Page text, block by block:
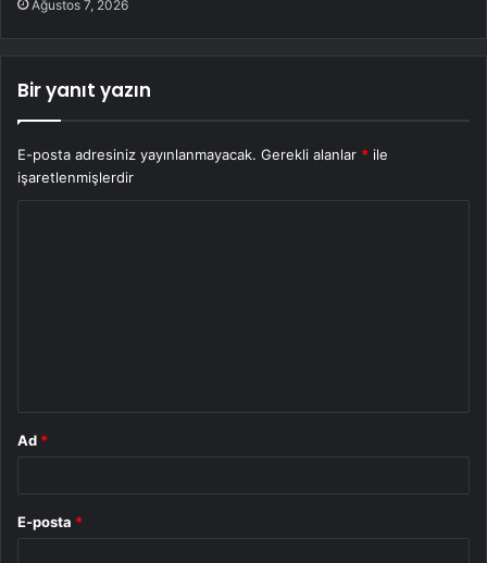
Ağustos 7, 2026
Bir yanıt yazın
E-posta adresiniz yayınlanmayacak. Gerekli alanlar * ile
işaretlenmişlerdir
Ad *
E-posta *